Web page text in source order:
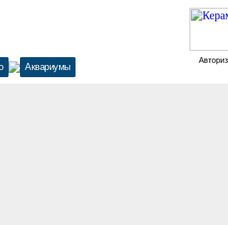
Аквариумы